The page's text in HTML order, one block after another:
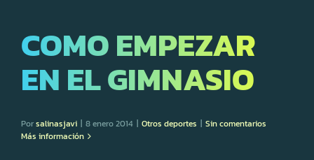
COMO EMPEZAR
EN EL GIMNASIO
Porsalinasjavi | 8 enero 2014 | Otros deportes | Sin comentarios
Más información